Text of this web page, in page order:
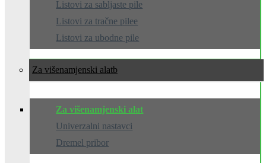
Listovi za sabljaste pile
Listovi za tračne pilee
Listovi za ubodne pile
Za višenamjenski alat
Za višenamjenski alat
Univerzalni nastavci
Dremel pribor